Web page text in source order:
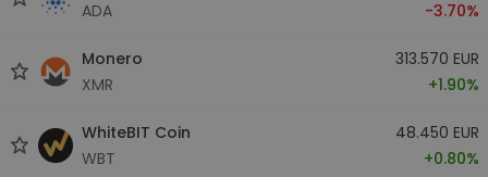
ADA
-3.70%
Monero
XMR
313.570 EUR
+1.90%
WhiteBIT Coin
WBT
48.450 EUR
+0.80%